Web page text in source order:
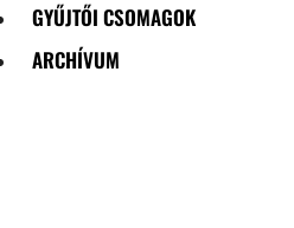
GYŰJTŐI CSOMAGOK
ARCHÍVUM